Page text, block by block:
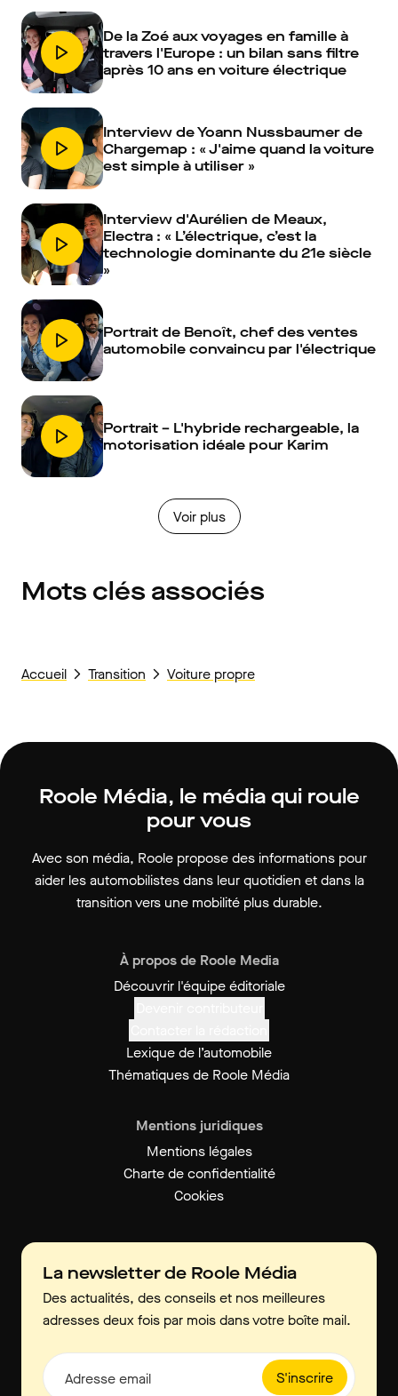
De la Zoé aux voyages en famille à
travers l'Europe : un bilan sans filtre
après 10 ans en voiture électrique
Interview de Yoann Nussbaumer de
Chargemap : « J'aime quand la voiture
est simple à utiliser »
Interview d'Aurélien de Meaux,
Electra : « L’électrique, c’est la
technologie dominante du 21e siècle
»
Portrait de Benoît, chef des ventes
automobile convaincu par l'électrique
Portrait – L'hybride rechargeable, la
motorisation idéale pour Karim
Voir plus
Mots clés associés
Accueil Transition Voiture propre
Roole Média, le média qui roule
pour vous
Avec son média, Roole propose des informations pour
aider les automobilistes dans leur quotidien et dans la
transition vers une mobilité plus durable.
À propos de Roole Media
Découvrir l'équipe éditoriale
Lexique de l’automobile
Thématiques de Roole Média
Mentions juridiques
Mentions légales
Charte de confidentialité
Cookies
La newsletter de Roole Média
Des actualités, des conseils et nos meilleures
adresses deux fois par mois dans votre boîte mail.
S'inscrire
Adresse email